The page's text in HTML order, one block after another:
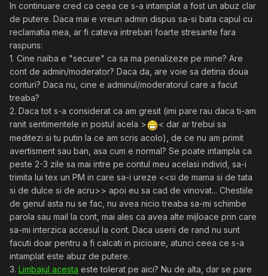
In continuare cred ca ceea ce s-a intamplat a fost un abuz clar
de putere. Daca mai e vreun admin dispus sa-si bata capul cu
reclamatia mea, ar fi cateva intrebari foarte stresante fara
raspuns:
1. Cine naiba e "secure" ca sa ma penalizeze pe mine? Are
cont de admin/moderator? Daca da, are voie sa detina doua
conturi? Daca nu, cine e adminul/moderatorul care a facut
treaba?
2. Daca tot s-a considerat ca am gresit (imi pare rau daca ti-am
ranit sentimentele in postul acela >
< dar ar trebui sa
meditezi si tu putin la ce am scris acolo), de ce nu am primit
avertisment sau ban, asa cum e normal? Se poate intampla ca
peste 2-3 zile sa mai intre pe contul meu acelasi individ, sa-i
trimita lui tex un PM in care sa-i ureze <<si de mama si de tata
si de dulce si de acru>> apoi eu sa cad de vinovat... Chestiile
de genul asta nu se fac, nu avea nicio treaba sa-mi schimbe
parola sau mail la cont, mai ales ca avea alte mijloace prin care
sa-mi interzica accesul la cont. Daca userii de rand nu sunt
facuti doar pentru a fi calcati in picioare, atunci ceea ce s-a
intamplat este abuz de putere.
3. Limbajul acesta este tolerat pe aici? Nu de alta, dar se pare